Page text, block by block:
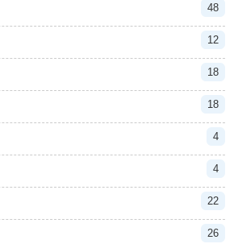
48
12
18
18
4
4
22
26